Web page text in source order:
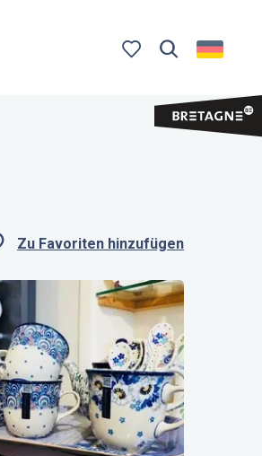
aux
Zu Favoriten hinzufügen